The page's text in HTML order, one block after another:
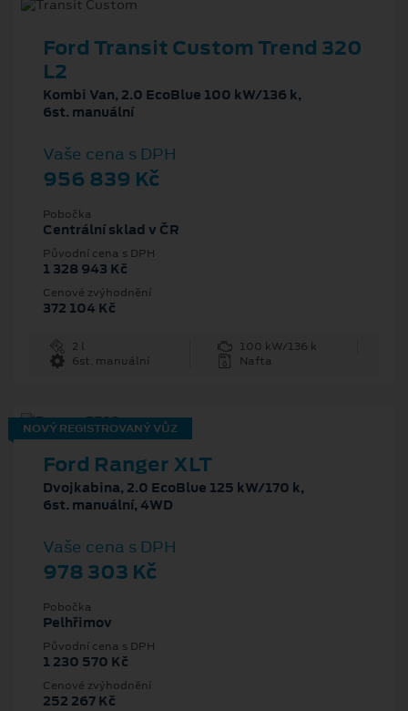
Ford Transit Custom Trend 320
L2
Kombi Van, 2.0 EcoBlue 100 kW/136 k,
6st. manuální
Vaše cena s DPH
956 839 Kč
Pobočka
Centrální sklad v ČR
Původní cena s DPH
1 328 943 Kč
Cenové zvýhodnění
372 104 Kč
2 l
100 kW/136 k
6st. manuální
Nafta
NOVÝ REGISTROVANÝ VŮZ
Ford Ranger XLT
Dvojkabina, 2.0 EcoBlue 125 kW/170 k,
6st. manuální, 4WD
Vaše cena s DPH
978 303 Kč
Pobočka
Pelhřimov
Původní cena s DPH
1 230 570 Kč
Cenové zvýhodnění
252 267 Kč